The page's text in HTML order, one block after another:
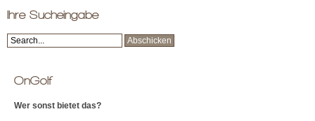
Ihre Sucheingabe
OnGolf
Wer sonst bietet das?